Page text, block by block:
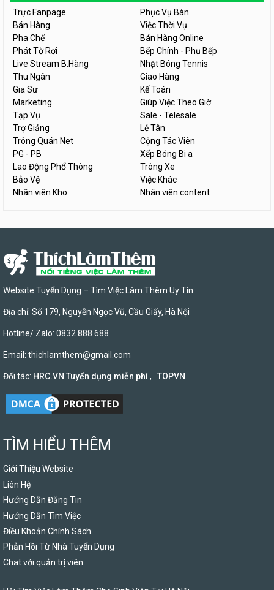
Trực Fanpage
Phục Vụ Bàn
Bán Hàng
Việc Thời Vụ
Pha Chế
Bán Hàng Online
Phát Tờ Rơi
Bếp Chính - Phụ Bếp
Live Stream B.Hàng
Nhặt Bóng Tennis
Thu Ngân
Giao Hàng
Gia Sư
Kế Toán
Marketing
Giúp Việc Theo Giờ
Tạp Vụ
Sale - Telesale
Trợ Giảng
Lễ Tân
Trông Quán Net
Cộng Tác Viên
PG - PB
Xếp Bóng Bi a
Lao Động Phổ Thông
Trông Xe
Bảo Vệ
Việc Khác
Nhân viên Kho
Nhân viên content
Website Tuyển Dụng – Tìm Việc Làm Thêm Uy Tín
Địa chỉ: Số 179, Nguyễn Ngọc Vũ, Cầu Giấy, Hà Nội
Hotline/ Zalo: 0832 888 688
Email: thichlamthem@gmail.com
Đối tác: HRC.VN Tuyển dụng miễn phí, TOPVN
TÌM HIỂU THÊM
Giới Thiệu Website
Liên Hệ
Hướng Dẫn Đăng Tin
Hướng Dẫn Tìm Việc
Điều Khoản Chính Sách
Phản Hồi Từ Nhà Tuyển Dụng
Chat với quản trị viên